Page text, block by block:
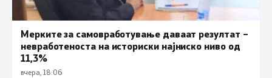
Мерките за самовработување даваат резултат –
невработеноста на историски најниско ниво од
11,3%
вчера, 18:06